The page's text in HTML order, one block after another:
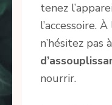
tenez
l’accessoire.
n’hésitez pas
nourrir.